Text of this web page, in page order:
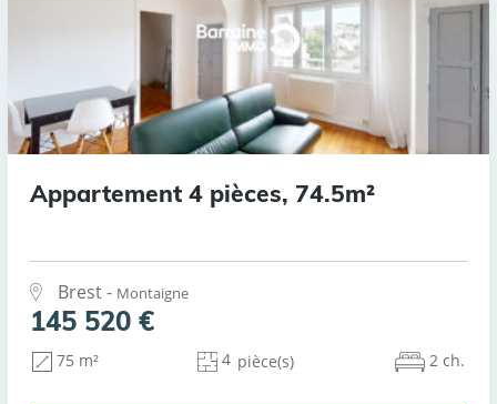
Appartement 4 pièces, 74.5m²
Brest - Montaigne
145 520 €
75 m² 4 pièce(s) 2 ch.